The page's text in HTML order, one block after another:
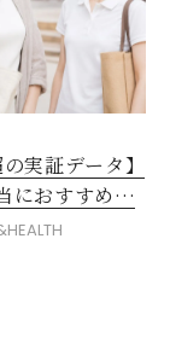
の実証データ】
におすすめな
レス解消法と